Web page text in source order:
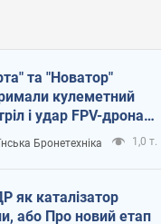
та "Новатор"
кулеметний
і удар FPV-дрона,
життя
ЗСУ
Бронетехніка 1,0 т.
як каталізатор
або Про новий етап